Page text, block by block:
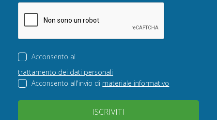
Acconsento al
trattamento dei dati personali
Acconsento all'invio di materiale informativo
ISCRIVITI